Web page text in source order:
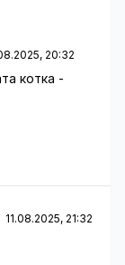
20:32
котка -
11.08.2025, 21:32